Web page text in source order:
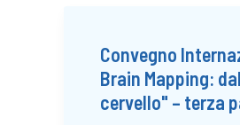
Convegno
Brain Mapping:
cervello" – terza